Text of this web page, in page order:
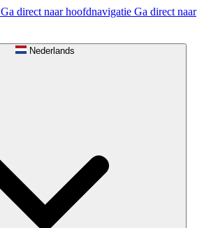
Ga direct naar hoofdnavigatie Ga direct naar
Nederlands